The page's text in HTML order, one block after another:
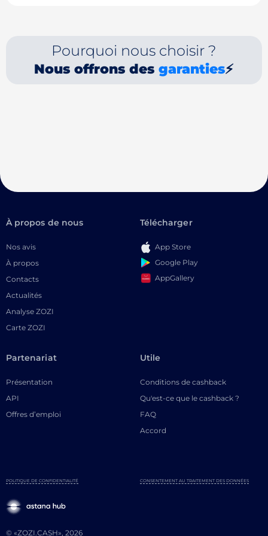
Pourquoi nous choisir ?
Nous offrons desgaranties⚡
À propos de nous
Nos avis
À propos
Contacts
Actualités
Analyse ZOZI
Carte ZOZI
Télécharger
App Store
Google Play
AppGallery
Partenariat
Présentation
API
Offres d’emploi
Utile
Conditions de cashback
Qu'est-ce que le cashback ?
FAQ
Accord
© «ZOZI.CASH», 2026
POLITIQUE DE CONFIDENTIALITÉ CONSENTEMENT AU TRAITEMENT DES DONNÉES